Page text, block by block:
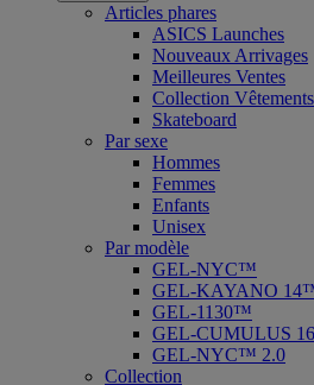
Articles phares
ASICS Launches
Nouveaux Arrivages
Meilleures Ventes
Collection Vêtements
Skateboard
Par sexe
Hommes
Femmes
Enfants
Unisex
Par modèle
GEL-NYC™
GEL-KAYANO
GEL-1130™
GEL-CUMULUS
GEL-NYC™ 2.0
Collection